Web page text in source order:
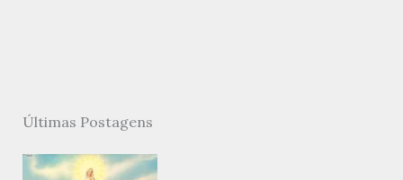
Últimas Postagens